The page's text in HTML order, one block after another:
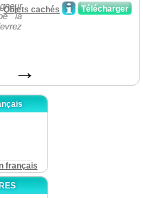
la
Télécharger
/Objets cachés
→
français